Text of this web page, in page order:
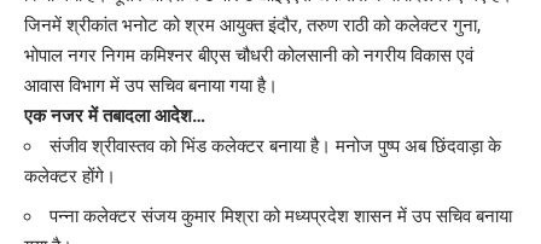
जिनमें श्रीकांत भनोट को श्रम आयुक्त इंदौर, तरुण राठी को कलेक्टर गुना,
भोपाल नगर निगम कमिश्नर बीएस चौधरी कोलसानी को नगरीय विकास एवं
आवास विभाग में उप सचिव बनाया गया है।
एक नजर में तबादला आदेश…
संजीव श्रीवास्तव को भिंड कलेक्टर बनाया है। मनोज पुष्प अब छिंदवाड़ा के
कलेक्टर होंगे।
पन्ना कलेक्टर संजय कुमार मिश्रा को मध्यप्रदेश शासन में उप सचिव बनाया